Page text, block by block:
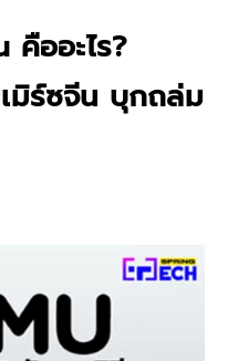
คืออะไร?
ร์ซจีน บุกถล่ม